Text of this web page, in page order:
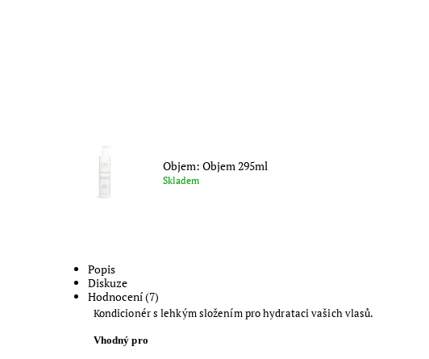
Objem: Objem 295ml
Skladem
Popis
Diskuze
Hodnocení (7)
Kondicionér s lehkým složením pro hydrataci vašich vlasů.
Vhodný pro